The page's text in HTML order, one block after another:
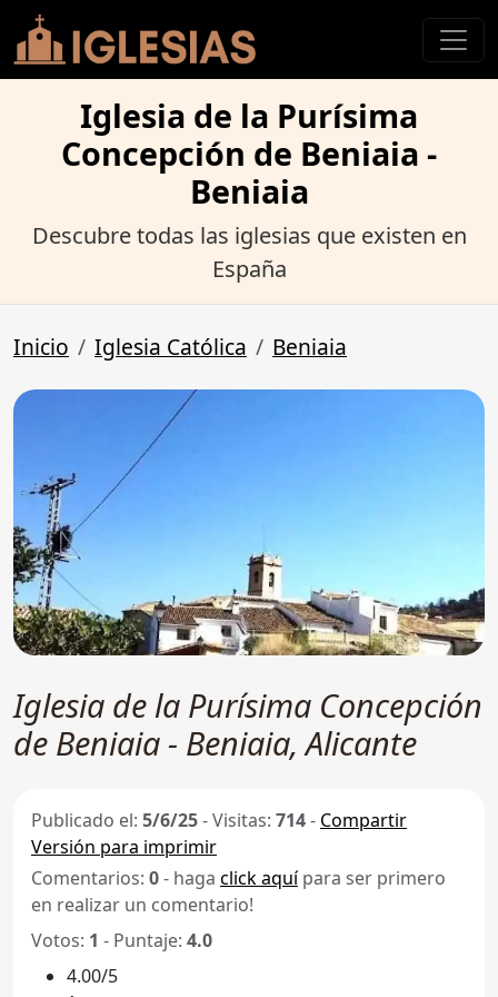
Iglesia de la Purísima
Concepción de Beniaia -
Beniaia
Descubre todas las iglesias que existen en
España
Inicio Iglesia Católica Beniaia
Iglesia de la Purísima Concepción
de Beniaia - Beniaia, Alicante
Publicado el: 5/6/25-Visitas: 714- Compartir
Versión para imprimir
Comentarios: 0- haga click aquípara ser primero
en realizar un comentario!
Votos: 1 - Puntaje: 4.0
4.00/5